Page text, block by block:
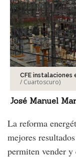
CFE
/ Cuartoscuro)
José Manuel
La reforma
mejores
permiten vender